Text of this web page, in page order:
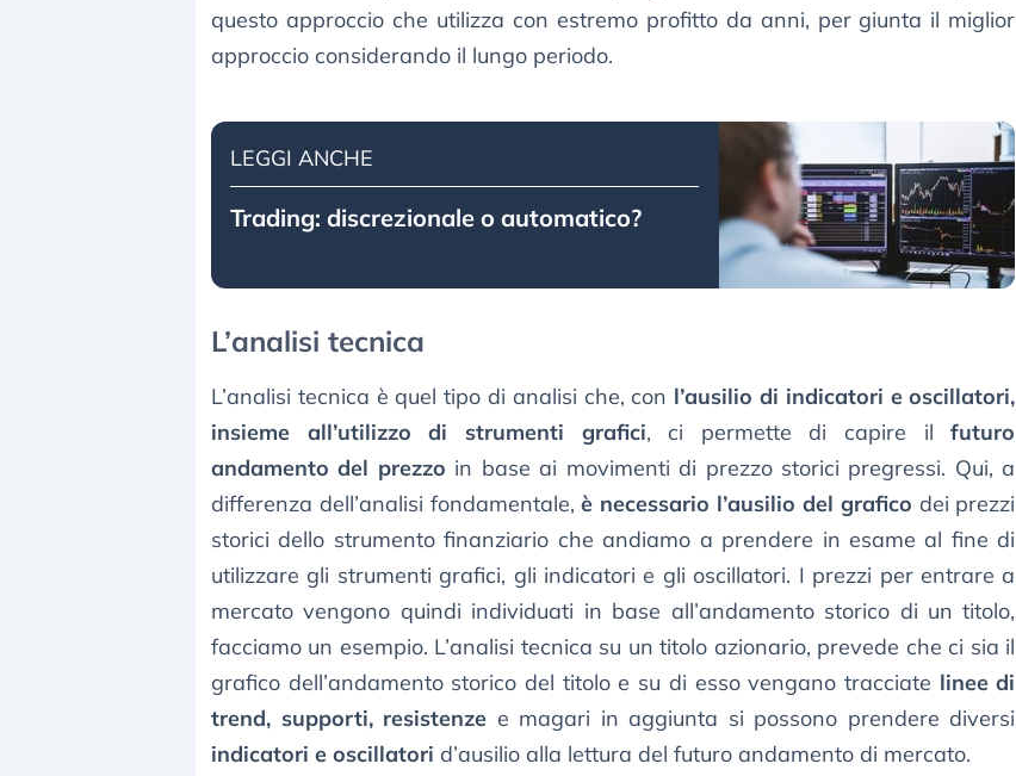
questo approccio che utilizza con estremo profitto da anni, per giunta il miglior
approccio considerando il lungo periodo.
LEGGI ANCHE
Trading: discrezionale o automatico?
L’analisi tecnica
L’analisi tecnica è quel tipo di analisi che, con l’ausilio di indicatori e oscillatori,
insieme all’utilizzo di strumenti grafici, ci permette di capire ilfuturo
andamento del prezzo in base ai movimenti di prezzo storici pregressi. Qui, a
differenza dell’analisi fondamentale,è necessario l’ausilio del grafico dei prezzi
storici dello strumento finanziario che andiamo a prendere in esame al fine di
utilizzare gli strumenti grafici, gli indicatori e gli oscillatori. I prezzi per entrare a
mercato vengono quindi individuati in base all’andamento storico di un titolo,
facciamo un esempio. L’analisi tecnica su un titolo azionario, prevede che ci sia il
grafico dell’andamento storico del titolo e su di esso vengano tracciate linee di
trend, supporti, resistenze e magari in aggiunta si possono prendere diversi
indicatori e oscillatori d’ausilio alla lettura del futuro andamento di mercato.